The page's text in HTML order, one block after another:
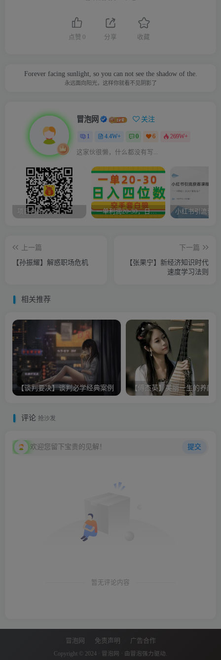
点赞 0 分享 收藏
Forever facing sunlight, so you can not see the shadow of the.
永远面向阳光，这样你就看不见阴影了
冒泡网 关注
1 4.4W+ 0 6 269W+
这家伙很懒，什么都没有写...
项目合作 一单利润20-30，日入四位数，空手套白狼，只要做就能赚，简单无套路
上一篇
【孙振耀】解惑职场危机
下一篇
【张果宁】新经济知识时代
速度学习法则
相关推荐
【谈判要决】谈判必学经典案例 【傅杰英】美丽一生的养颜经
评论 抢沙发
欢迎您留下宝贵的见解！ 提交
暂无评论内容
冒泡网 免责声明 广告合作
Copyright © 2024 · 冒泡网 · 由 冒泡 强力驱动.